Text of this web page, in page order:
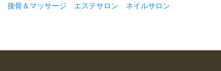
接骨＆マッサージ エステサロン ネイルサロン